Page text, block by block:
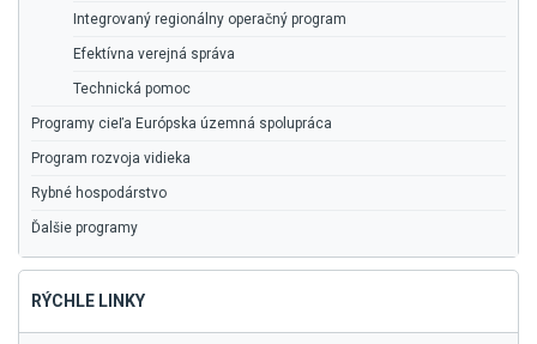
Integrovaný regionálny operačný program
Efektívna verejná správa
Technická pomoc
Programy cieľa Európska územná spolupráca
Program rozvoja vidieka
Rybné hospodárstvo
Ďalšie programy
RÝCHLE LINKY